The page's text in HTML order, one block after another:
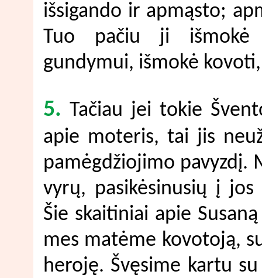
išsigando ir apmąsto;
Tuo pačiu ji išmokė
gundymui, išmokė
5. Tačiau jei tokie
apie moteris, tai jis
pamėgdžiojimo pavyzdį.
vyrų, pasikėsinusių į
Šie skaitiniai apie
mes matėme kovotoją,
heroję. Švęsime kartu